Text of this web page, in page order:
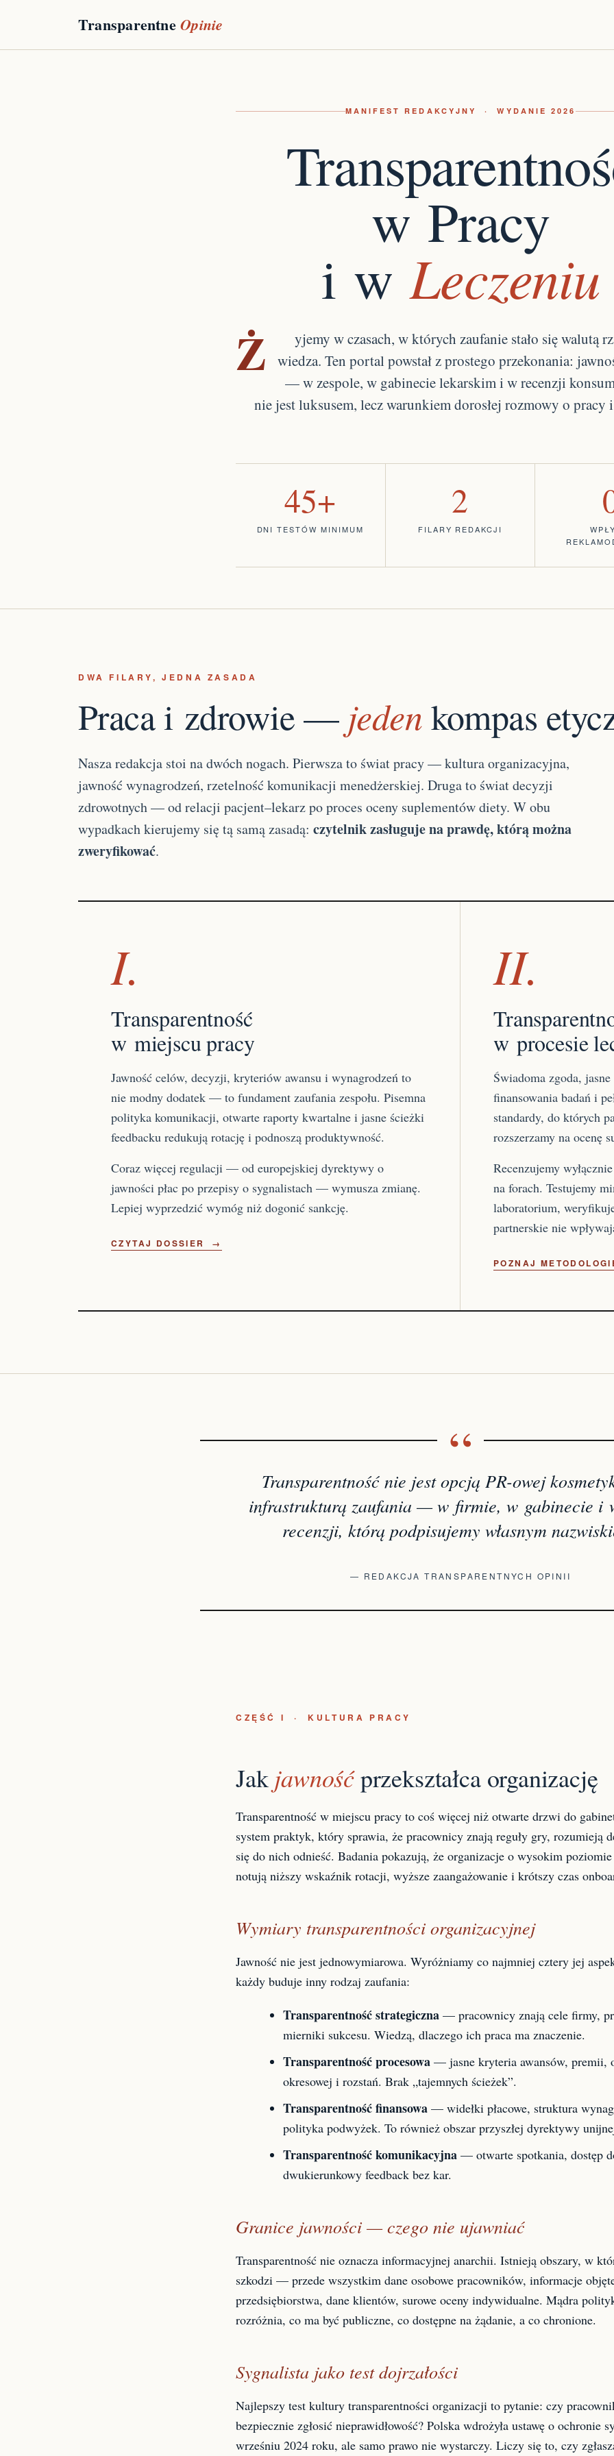
treści
TransparentneOpinie
MANIFEST REDAKCYJNY · WYDANIE 2026
w Pracy
i wLeczeniu
Ż
yjemy w czasach, w których zaufanie stało się walutą
wiedza. Ten portal powstał z prostego przekonania:
— w zespole, w gabinecie lekarskim i w recenzji
nie jest luksusem, lecz warunkiem dorosłej rozmowy o pracy
45+
DNI TESTÓW MINIMUM
2
FILARY REDAKCJI
DWA FILARY, JEDNA ZASADA
Praca i zdrowie — jedenkompas
Nasza redakcja stoi na dwóch nogach. Pierwsza to świat pracy — kultura organizacyjna,
jawność wynagrodzeń, rzetelność komunikacji menedżerskiej. Druga to świat decyzji
zdrowotnych — od relacji pacjent–lekarz po proces oceny suplementów diety. W obu
wypadkach kierujemy się tą samą zasadą: czytelnik zasługuje na prawdę, którą można
zweryfikować.
I.
Transparentność
w miejscu pracy
Jawność celów, decyzji, kryteriów awansu i wynagrodzeń to
nie modny dodatek — to fundament zaufania zespołu. Pisemna
polityka komunikacji, otwarte raporty kwartalne i jasne ścieżki
feedbacku redukują rotację i podnoszą produktywność.
Coraz więcej regulacji — od europejskiej dyrektywy o
jawności płac po przepisy o sygnalistach — wymusza zmianę.
Lepiej wyprzedzić wymóg niż dogonić sankcję.
CZYTAJ DOSSIER →
II.
w procesie
Świadoma zgoda,
finansowania badań i
standardy, do których
rozszerzamy na ocenę
Recenzujemy
na forach. Testujemy
laboratorium,
partnerskie nie
POZNAJ
Transparentność nie jest opcją PR-owej
infrastrukturą zaufania — w firmie, w gabinecie i
recenzji, którą podpisujemy własnym
— REDAKCJA TRANSPARENTNYCH OPINII
CZĘŚĆ I · KULTURA PRACY
Jak jawnośćprzekształca organizację
Transparentność w miejscu pracy to coś więcej niż otwarte drzwi do
system praktyk, który sprawia, że pracownicy znają reguły gry, rozumieją
się do nich odnieść. Badania pokazują, że organizacje o wysokim
notują niższy wskaźnik rotacji, wyższe zaangażowanie i krótszy czas
Wymiary transparentności organizacyjnej
Jawność nie jest jednowymiarowa. Wyróżniamy co najmniej cztery jej
każdy buduje inny rodzaj zaufania:
Transparentność strategiczna — pracownicy znają cele firmy,
mierniki sukcesu. Wiedzą, dlaczego ich praca ma znaczenie.
Transparentność procesowa — jasne kryteria awansów, premii,
okresowej i rozstań. Brak „tajemnych ścieżek”.
Transparentność finansowa — widełki płacowe, struktura
polityka podwyżek. To również obszar przyszłej dyrektywy
Transparentność komunikacyjna — otwarte spotkania, dostęp
dwukierunkowy feedback bez kar.
Granice jawności — czego nie ujawniać
Transparentność nie oznacza informacyjnej anarchii. Istnieją obszary, w
szkodzi — przede wszystkim dane osobowe pracowników, informacje
przedsiębiorstwa, dane klientów, surowe oceny indywidualne. Mądra
rozróżnia, co ma być publiczne, co dostępne na żądanie, a co chronione.
Sygnalista jako test dojrzałości
Najlepszy test kultury transparentności organizacji to pytanie: czy
bezpiecznie zgłosić nieprawidłowość? Polska wdrożyła ustawę o ochronie
wrześniu 2024 roku, ale samo prawo nie wystarczy. Liczy się to, czy